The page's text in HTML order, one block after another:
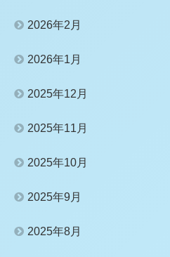
2026年2月
2026年1月
2025年12月
2025年11月
2025年10月
2025年9月
2025年8月